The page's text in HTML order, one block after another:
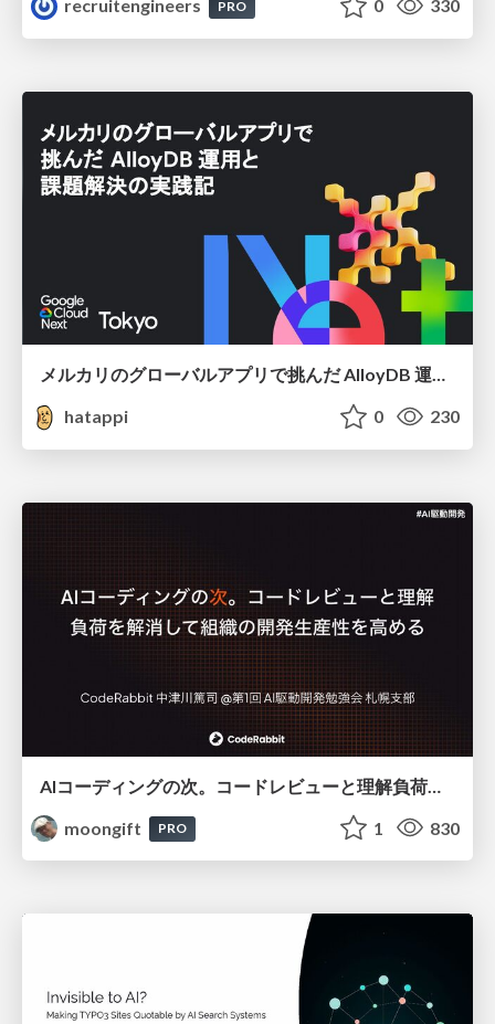
recruitengineers PRO 0 330
メルカリのグローバルアプリで挑んだ AlloyDB 運用と課題解決の実践記
hatappi
0 230
moongift
PRO 1 830